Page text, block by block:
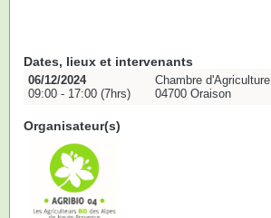
Dates, lieux et intervenants
06/12/2024
09:00 - 17:00 (7hrs)
Chambre d'Agriculture
04700 Oraison
Organisateur(s)